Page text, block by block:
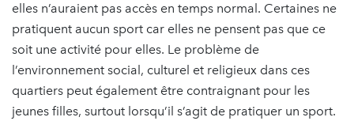
elles n’auraient pas accès en temps normal. Certaines ne
pratiquent aucun sport car elles ne pensent pas que ce
soit une activité pour elles. Le problème de
l’environnement social, culturel et religieux dans ces
quartiers peut également être contraignant pour les
jeunes filles, surtout lorsqu’il s’agit de pratiquer un sport.